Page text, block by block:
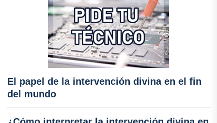
El papel de la intervención divina en el fin
del mundo